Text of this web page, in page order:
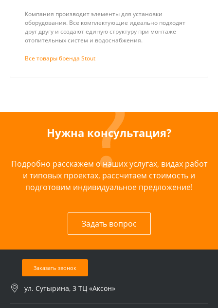
Компания производит элементы для установки
оборудования. Все комплектующие идеально подходят
друг другу и создают единую структуру при монтаже
отопительных систем и водоснабжения.
Все товары бренда Stout
Нужна консультация?
Подробно расскажем о наших услугах, видах работ
и типовых проектах, рассчитаем стоимость и
подготовим индивидуальное предложение!
Задать вопрос
Заказать звонок
ул. Сутырина, 3 ТЦ «Аксон»